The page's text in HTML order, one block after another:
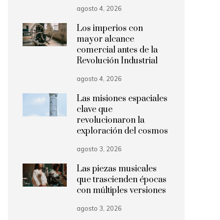
agosto 4, 2026
Los imperios con
mayor alcance
comercial antes de la
Revolución Industrial
agosto 4, 2026
Las misiones espaciales
clave que
revolucionaron la
exploración del cosmos
agosto 3, 2026
Las piezas musicales
que trascienden épocas
con múltiples versiones
agosto 3, 2026